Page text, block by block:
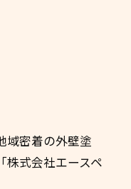
域密着の外壁塗
株式会社エースペ